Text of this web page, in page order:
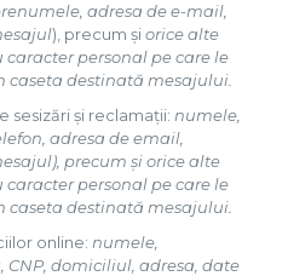
adresa de e-mail,
), precum șiorice alte
personal pe care le
caseta destinată mesajului.
sesizări și reclamații: numele,
adresa de email,
precum și orice alte
personal pe care le
caseta destinată mesajului.
online: numele,
domiciliul, adresa, date